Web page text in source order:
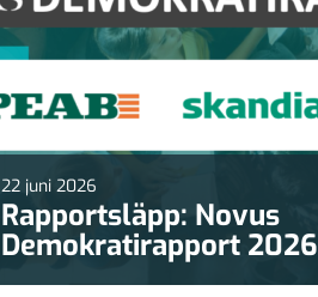
22 juni 2026
Rapportsläpp: Novus
Demokratirapport 2026